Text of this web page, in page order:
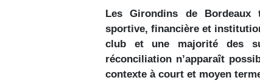
Les Girondins de
sportive, financière et
club et une majorité des
réconciliation n’apparaît
contexte à court et moyen